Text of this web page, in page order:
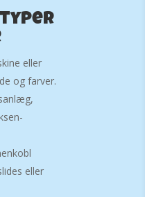
eller
og farver.
eller